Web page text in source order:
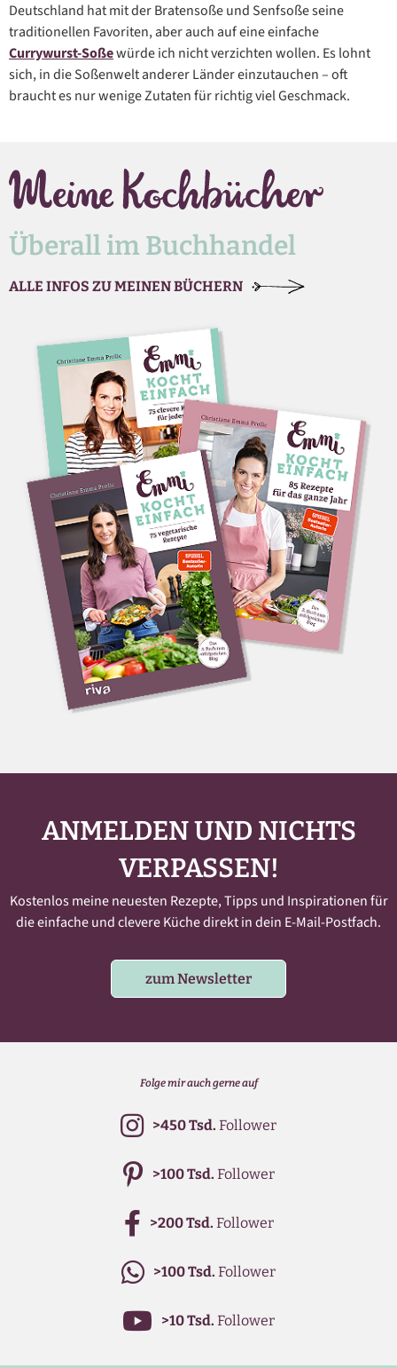
Deutschland hat mit der Bratensoße und Senfsoße seine
traditionellen Favoriten, aber auch auf eine einfache
Currywurst-Soßewürde ich nicht verzichten wollen. Es lohnt
sich, in die Soßenwelt anderer Länder einzutauchen – oft
braucht es nur wenige Zutaten für richtig viel Geschmack.
Überall im Buchhandel
ALLE INFOS ZU MEINEN BÜCHERN
ANMELDEN UND NICHTS
VERPASSEN!
Kostenlos meine neuesten Rezepte, Tipps und Inspirationen für
die einfache und clevere Küche direkt in dein E-Mail-Postfach.
zum Newsletter
Folge mir auch gerne auf
>450 Tsd. Follower
>100 Tsd. Follower
>200 Tsd. Follower
>100 Tsd. Follower
>10 Tsd. Follower